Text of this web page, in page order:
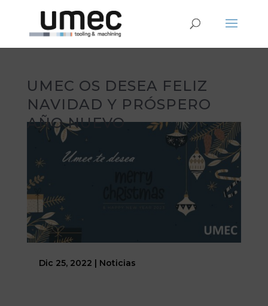
UMEC OS DESEA FELIZ
NAVIDAD Y PRÓSPERO
AÑO NUEVO
Dic 25, 2022 | Noticias